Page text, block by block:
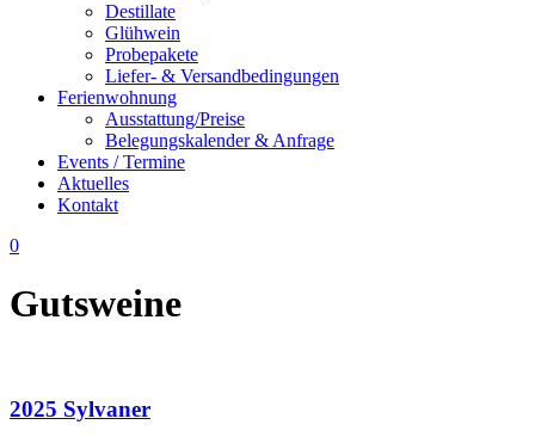
Destillate
Glühwein
Probepakete
Liefer- & Versandbedingungen
Ferienwohnung
Ausstattung/Preise
Belegungskalender & Anfrage
Events / Termine
Aktuelles
Kontakt
0
Gutsweine
2025 Sylvaner